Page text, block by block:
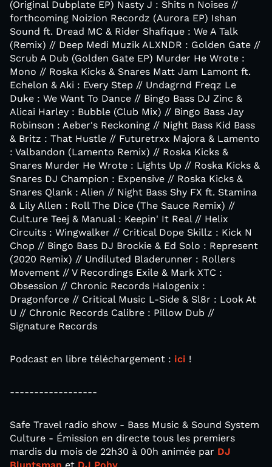
(Original Dubplate EP) Nasty J : Shits n Noises //
forthcoming Noizion Recordz (Aurora EP) Ishan
Sound ft. Dread MC & Rider Shafique : We A Talk
(Remix) // Deep Medi Muzik ALXNDR : Golden Gate //
Scrub A Dub (Golden Gate EP) Murder He Wrote :
Mono // Roska Kicks & Snares Matt Jam Lamont ft.
Echelon & Aki : Every Step // Undagrnd Freqz Le
Duke : We Want To Dance // Bingo Bass DJ Zinc &
Alicai Harley : Bubble (Club Mix) // Bingo Bass Jay
Robinson : Aeber's Reckoning // Night Bass Kid Bass
& Britz : That Hustle // Futuretrxx Majora & Lamento
: Valbandon (Lamento Remix) // Roska Kicks &
Snares Murder He Wrote : Lights Up // Roska Kicks &
Snares DJ Champion : Expensive // Roska Kicks &
Snares Qlank : Alien // Night Bass Shy FX ft. Stamina
& Lily Allen : Roll The Dice (The Sauce Remix) //
Cult.ure Teej & Manual : Keepin' It Real // Helix
Circuits : Wingwalker // Critical Dope Skillz : Kick N
Chop // Bingo Bass DJ Brockie & Ed Solo : Represent
(2020 Remix) // Undiluted Bladerunner : Rollers
Movement // V Recordings Exile & Mark XTC :
Obsession // Chronic Records Halogenix :
Dragonforce // Critical Music L-Side & Sl8r : Look At
U // Chronic Records Calibre : Pillow Dub //
Signature Records
Podcast en libre téléchargement : ici !
------------------
Safe Travel radio show - Bass Music & Sound System
Culture - Émission en directe tous les premiers
mardis du mois de 22h30 à 00h animée par DJ